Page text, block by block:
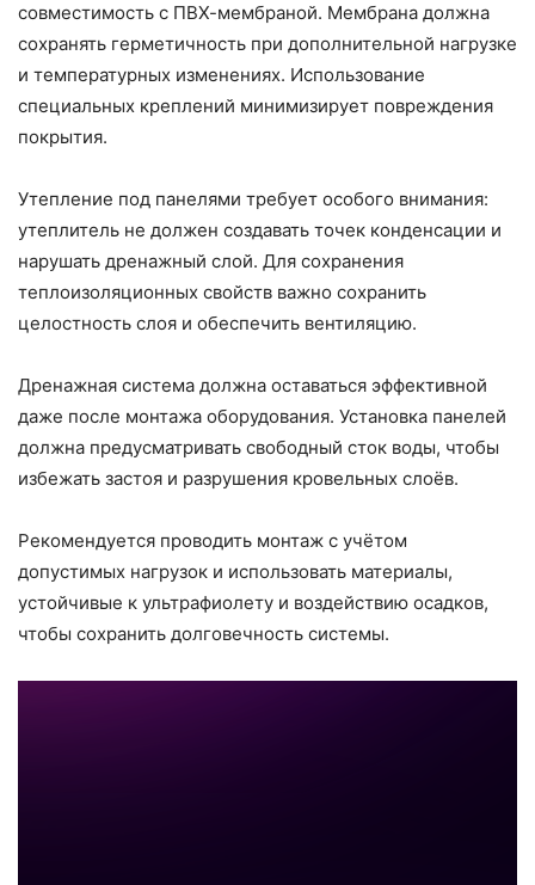
совместимость с ПВХ-мембраной. Мембрана должна
сохранять герметичность при дополнительной нагрузке
и температурных изменениях. Использование
специальных креплений минимизирует повреждения
покрытия.
Утепление под панелями требует особого внимания:
утеплитель не должен создавать точек конденсации и
нарушать дренажный слой. Для сохранения
теплоизоляционных свойств важно сохранить
целостность слоя и обеспечить вентиляцию.
Дренажная система должна оставаться эффективной
даже после монтажа оборудования. Установка панелей
должна предусматривать свободный сток воды, чтобы
избежать застоя и разрушения кровельных слоёв.
Рекомендуется проводить монтаж с учётом
допустимых нагрузок и использовать материалы,
устойчивые к ультрафиолету и воздействию осадков,
чтобы сохранить долговечность системы.